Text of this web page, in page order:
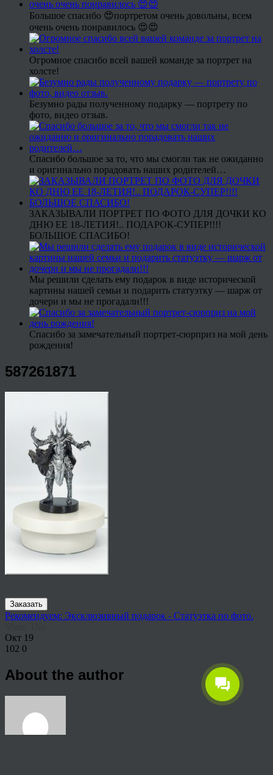
Большое спасибо 😍портретом очень довольны, всем
очень очень понравилось 😍😍
Огромное спасибо всей вашей команде за портрет на
холсте!
Безумно рады полученному подарку — портрету по
фото, видео отзыв.
Спасибо большое за то, что мы смогли так не ожиданно
и оригинально порадовать наших родителей…
ЗАКАЗЫВАЛИ ПОРТРЕТ ПО ФОТО ДЛЯ ДОЧКИ КО
ДНЮ ЕЕ 18-ЛЕТИЯ!.. ПОДАРОК-СУПЕР!!!!
БОЛЬШОЕ СПАСИБО!
Мы решили сделать ему подарок в виде исторической
картины нашей семьи и подарить статуэтку — шарж от
дочери и мы не прогадали!!!
Спасибо за замечательный портрет-сюрприз на мой день
рождения!
587261871
Заказать
Рекомендуем: Эксклюзивный подарок - Статуэтка по фото.
Окт 19
102 0
About the author